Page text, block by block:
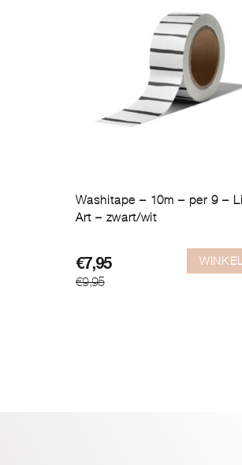
Washitape – 10m – per 9 –
Art – zwart/wit
€9,95
Oorspronkelijke
prijs
€7,95
Huidige
prijs